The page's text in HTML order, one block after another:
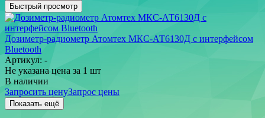
Быстрый просмотр
Дозиметр-радиометр Атомтех МКС-АТ6130Д с интерфейсом
Bluetooth
Артикул: -
Не указана цена за 1 шт
В наличии
Запросить ценуЗапрос цены
Показать ещё